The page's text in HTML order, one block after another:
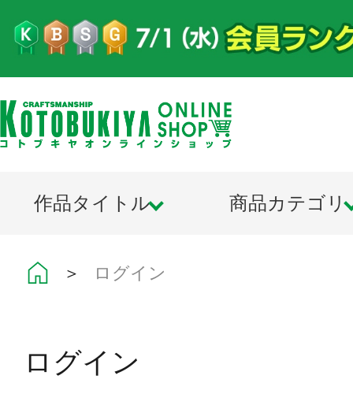
作品タイトル 商品カテゴリ
＞ ログイン
ログイン